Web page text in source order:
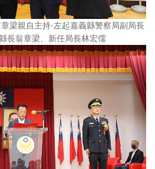
梁親自主持-左起嘉義縣警察局副局長
長翁章梁、新任局長林宏儒